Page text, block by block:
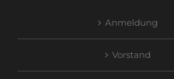
Anmeldung
Vorstand